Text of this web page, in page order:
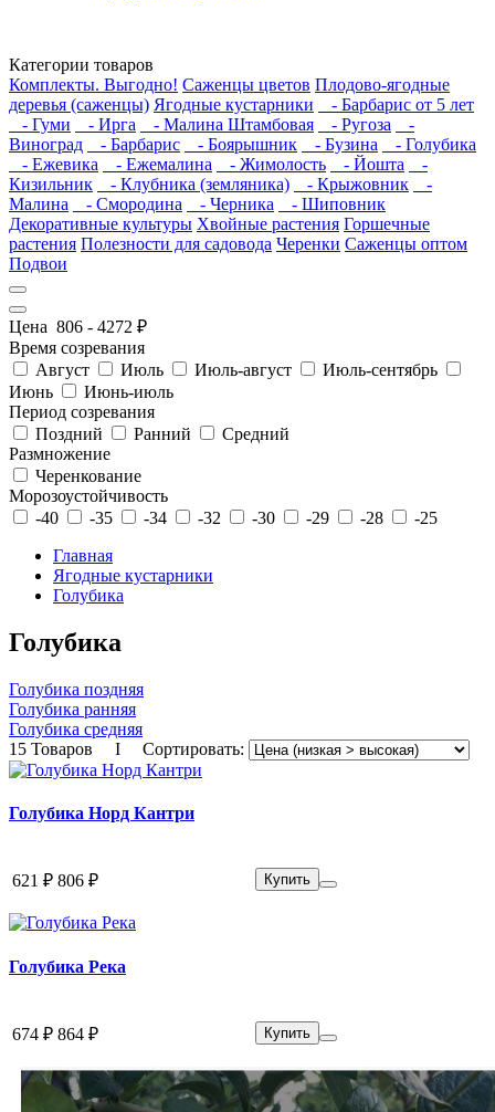
Категории товаров
Комплекты. Выгодно! Саженцы цветов Плодово-ягодные
деревья (саженцы) Ягодные кустарники
- Барбарис от 5 лет
- Гуми
- Ирга - Малина Штамбовая - Ругоза
-
Виноград
- Барбарис - Боярышник - Бузина
- Голубика
- Ежевика
- Ежемалина - Жимолость - Йошта
-
Кизильник
- Клубника (земляника) - Крыжовник
-
Малина
- Смородина - Черника
- Шиповник
Декоративные культуры Хвойные растения Горшечные
растения Полезности для садовода Черенки Саженцы оптом
Подвои
Цена 806 - 4272 ₽
Время созревания
Август
Июль Июль-август
Июль-сентябрь
Июнь
Июнь-июль
Период созревания
Поздний
Ранний
Средний
Размножение
Черенкование
Морозоустойчивость
-40
-35 -34 -32 -30 -29 -28
-25
Главная
Ягодные кустарники
Голубика
Голубика
Голубика поздняя
Голубика ранняя
Голубика средняя
15 Товаров I Сортировать:
Голубика Норд Кантри
621 ₽ 806 ₽ Купить
Голубика Река
674 ₽ 864 ₽ Купить